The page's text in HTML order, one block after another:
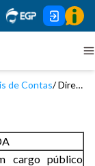
de Contas Direito Administrativo
cargo público